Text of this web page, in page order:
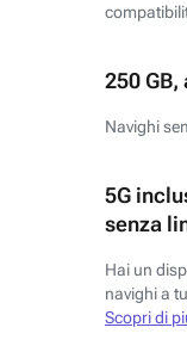
250
Navighi
5G
senza
Hai un
navighi a
Scopri di